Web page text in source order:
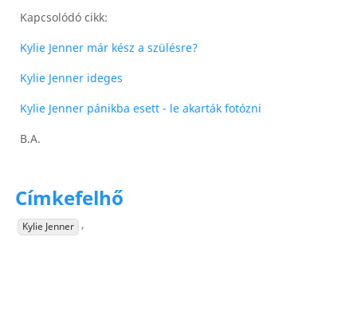
Kapcsolódó cikk:
Kylie Jenner már kész a szülésre?
Kylie Jenner ideges
Kylie Jenner pánikba esett - le akarták fotózni
B.A.
Címkefelhő
Kylie Jenner ,